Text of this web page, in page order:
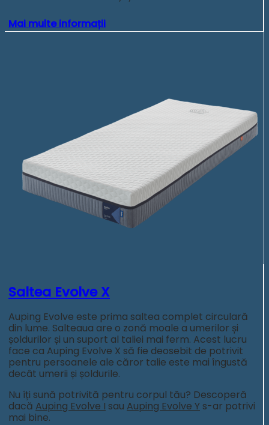
Mai multe informații
Saltea Evolve X
Auping Evolve este prima saltea complet circulară
din lume. Salteaua are o zonă moale a umerilor și
șoldurilor și un suport al taliei mai ferm. Acest lucru
face ca Auping Evolve X să fie deosebit de potrivit
pentru persoanele ale căror talie este mai îngustă
decât umerii și șoldurile.
Nu îți sună potrivită pentru corpul tău? Descoperă
dacă Auping Evolve I sau Auping Evolve Ys-ar potrivi
mai bine.